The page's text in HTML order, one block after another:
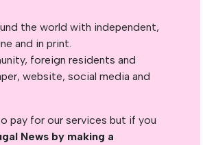
the world with independent,
and in print.
foreign residents and
website, social media and
pay for our services but if you
News by making a